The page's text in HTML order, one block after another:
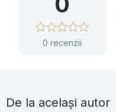
0 recenzii
De la același autor